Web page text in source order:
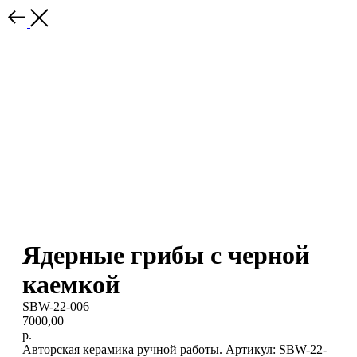
Ядерные грибы с черной
каемкой
SBW-22-006
7000,00
р.
Авторская керамика ручной работы. Артикул: SBW-22-